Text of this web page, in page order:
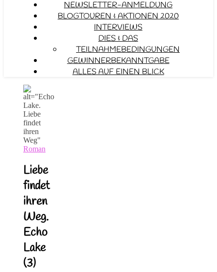
NEWSLETTER-ANMELDUNG
BLOGTOUREN & AKTIONEN 2020
INTERVIEWS
DIES & DAS
TEILNAHMEBEDINGUNGEN
GEWINNERBEKANNTGABE
ALLES AUF EINEN BLICK
Roman
Liebe
findet
ihren
Weg.
Echo
Lake
(3)